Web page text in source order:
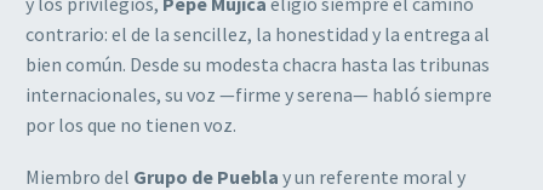
contrario: el de la sencillez, la honestidad y la entrega al
bien común. Desde su modesta chacra hasta las tribunas
internacionales, su voz —firme y serena— habló siempre
por los que no tienen voz.
Miembro del Grupo de Puebla y un referente moral y